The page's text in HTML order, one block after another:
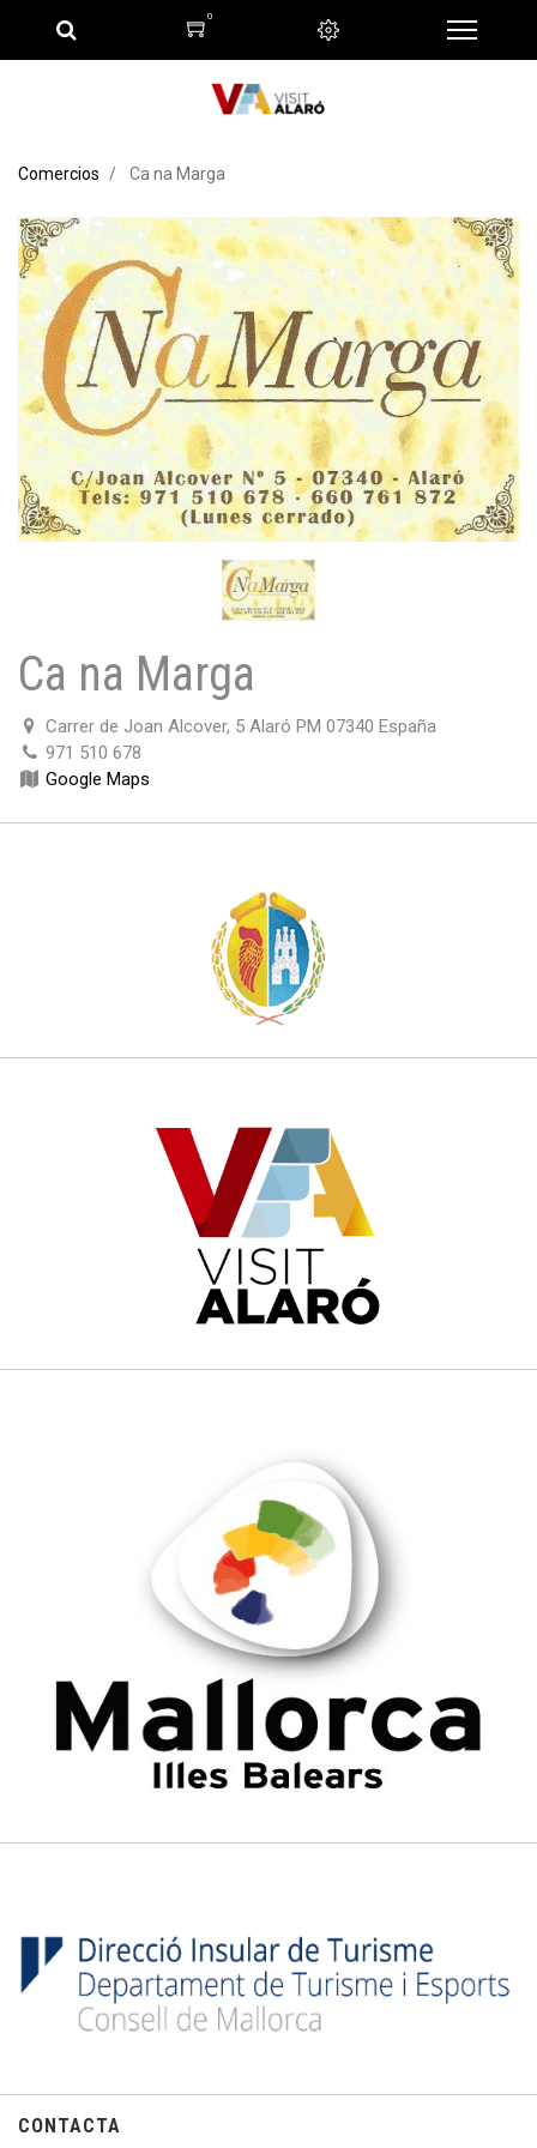
0
Comercios Ca na Marga
Ca na Marga
Carrer de Joan Alcover, 5 Alaró PM 07340 España
971 510 678
Google Maps
CONTACTA